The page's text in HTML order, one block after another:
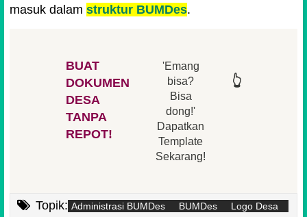
masuk dalam struktur BUMDes.
BUAT
DOKUMEN
DESA
TANPA
REPOT!
'Emang
bisa?
Bisa
dong!'
Dapatkan
Template
Sekarang!
👆
Topik: Administrasi BUMDes BUMDes Logo Desa